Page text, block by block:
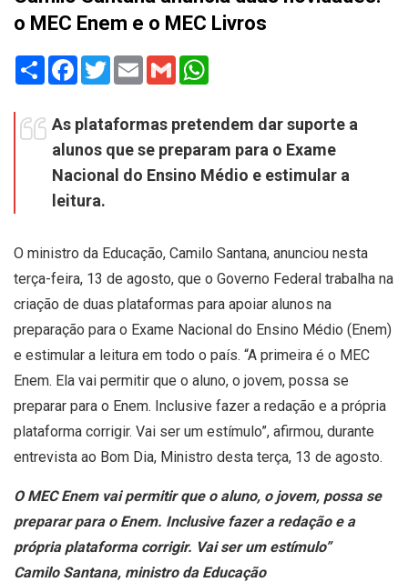
o MEC Enem e o MEC Livros
Share Facebook
TwitterEmail Gmail
As plataformas pretendem dar suporte a
alunos que se preparam para o Exame
Nacional do Ensino Médio e estimular a
leitura.
O ministro da Educação, Camilo Santana, anunciou nesta
terça-feira, 13 de agosto, que o Governo Federal trabalha na
criação de duas plataformas para apoiar alunos na
preparação para o Exame Nacional do Ensino Médio (Enem)
e estimular a leitura em todo o país. “A primeira é o MEC
Enem. Ela vai permitir que o aluno, o jovem, possa se
preparar para o Enem. Inclusive fazer a redação e a própria
plataforma corrigir. Vai ser um estímulo”, afirmou, durante
entrevista ao Bom Dia, Ministro desta terça, 13 de agosto.
O MEC Enem vai permitir que o aluno, o jovem, possa se
preparar para o Enem. Inclusive fazer a redação e a
própria plataforma corrigir. Vai ser um estímulo”
Camilo Santana, ministro da Educação